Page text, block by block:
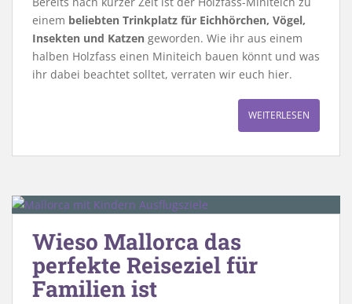
einem beliebten Trinkplatz für Eichhörchen, Vögel,
Insekten und Katzen geworden. Wie ihr aus einem
halben Holzfass einen Miniteich bauen könnt und was
ihr dabei beachtet solltet, verraten wir euch hier.
WEITERLESEN
Wieso Mallorca das
perfekte Reiseziel für
Familien ist